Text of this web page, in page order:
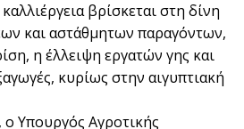
βρίσκεται στη δίνη
και αστάθμητων παραγόντων,
η έλλειψη εργατών γης και
κυρίως στην αιγυπτιακή
Υπουργός Αγροτικής